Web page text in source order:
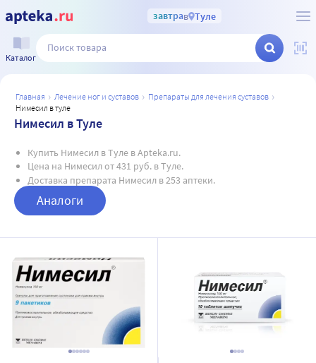
завтрав Туле
Каталог
главная лечение ног и суставов
препараты для лечения суставов
нимесил в туле
Нимесил в Туле
Купить Нимесил в Туле в Apteka.ru.
Цена на Нимесил от 431 руб. в Туле.
Доставка препарата Нимесил в 253 аптеки.
Аналоги